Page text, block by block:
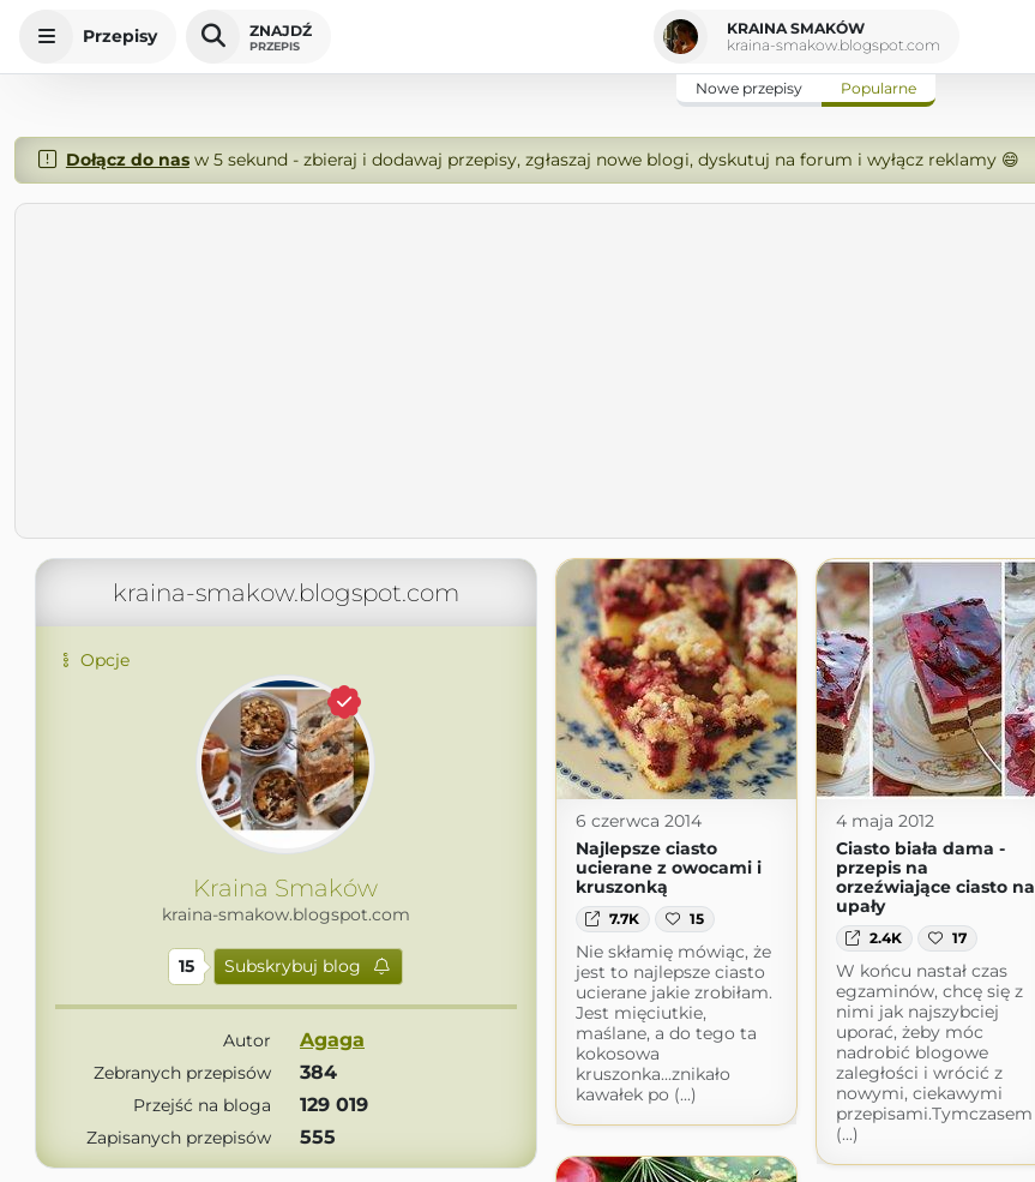
Przepisy ZNAJDŹ
PRZEPIS
KRAINA SMAKÓW
kraina-smakow.blogspot.com
Nowe przepisy Popularne
Dołącz do nasw 5 sekund - zbieraj i dodawaj przepisy, zgłaszaj nowe blogi, dyskutuj na forum i wyłącz reklamy 😄
kraina-smakow.blogspot.com
Opcje
Kraina Smaków
kraina-smakow.blogspot.com
15 Subskrybuj blog
Autor Agaga
Zebranych przepisów 384
Przejść na bloga 129 019
Zapisanych przepisów 555
6 czerwca 2014
Najlepsze ciasto
ucierane z owocami i
kruszonką
7.7K 15
Nie skłamię mówiąc, że
jest to najlepsze ciasto
ucierane jakie zrobiłam.
Jest mięciutkie,
maślane, a do tego ta
kokosowa
kruszonka...znikało
kawałek po (...)
4 maja 2012
Ciasto biała dama -
przepis na
orzeźwiające ciasto na
upały
2.4K 17
W końcu nastał czas
egzaminów, chcę się z
nimi jak najszybciej
uporać, żeby móc
nadrobić blogowe
zaległości i wrócić z
nowymi, ciekawymi
przepisami.Tymczasem
(...)